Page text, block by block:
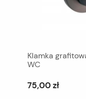
Klamka
WC
75,00 zł